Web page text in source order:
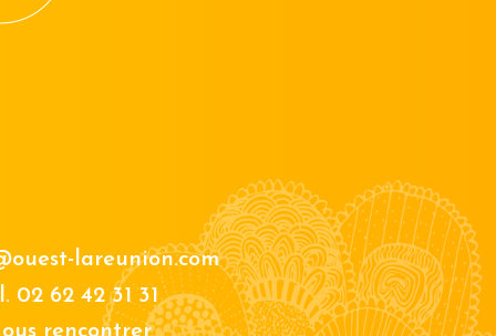
lareunion.com
02 62 42 31 31
rencontrer